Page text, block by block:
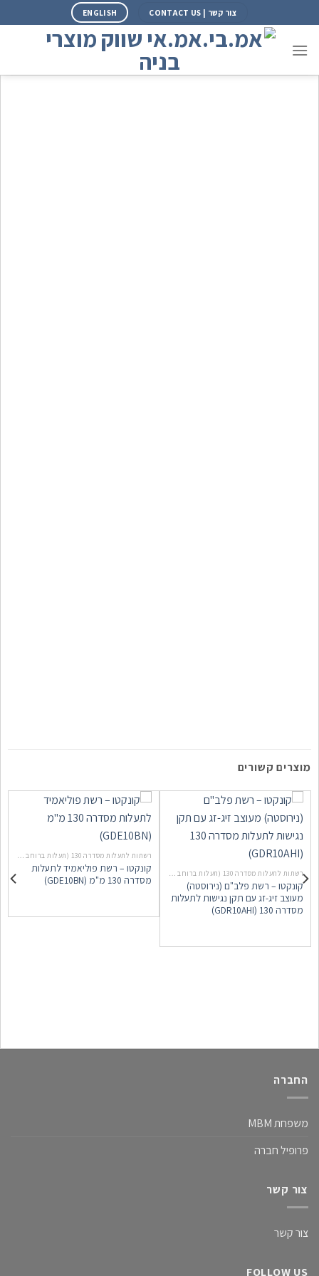
צור קשר | CONTACT US ENGLISH
מוצרים קשורים
רשתות לתעלות מסדרה 130 (תעלות ברוחב 136 מ"מ)
קונקטו – רשת פלב"ם (נירוסטה)
מעוצב זיג-זג עם תקן נגישות לתעלות
מסדרה 130 (GDR10AHI)
רשתות לתעלות מסדרה 130 (תעלות ברוחב 136 מ"מ)
קונקטו – רשת פוליאמיד לתעלות
מסדרה 130 מ"מ (GDE10BN)
החברה
משפחת MBM
פרופיל חברה
צור קשר
צור קשר
FOLLOW US